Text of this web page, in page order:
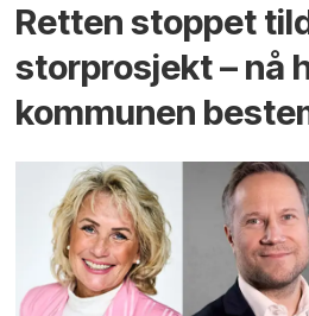
Retten stoppet
storprosjekt – nå
kommunen